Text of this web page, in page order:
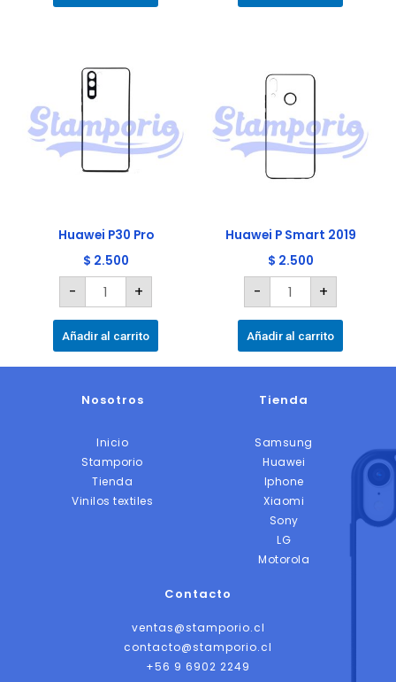
Huawei P30 Pro
$ 2.500
-
P30
Pro
cantidad
+
Añadir al carrito
Huawei P Smart 2019
$ 2.500
-
Smart
2019
cantidad
+
Añadir al carrito
Nosotros
Inicio
Stamporio
Tienda
Vinilos textiles
Tienda
Samsung
Huawei
Iphone
Xiaomi
Sony
LG
Motorola
Contacto
ventas@stamporio.cl
contacto@stamporio.cl
+56 9 6902 2249